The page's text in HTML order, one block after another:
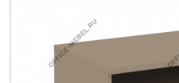
Доставка и сборка
Гос. заказчикам